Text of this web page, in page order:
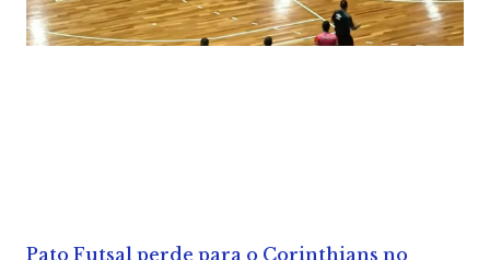
Pato Futsal perde para o Corinthians no